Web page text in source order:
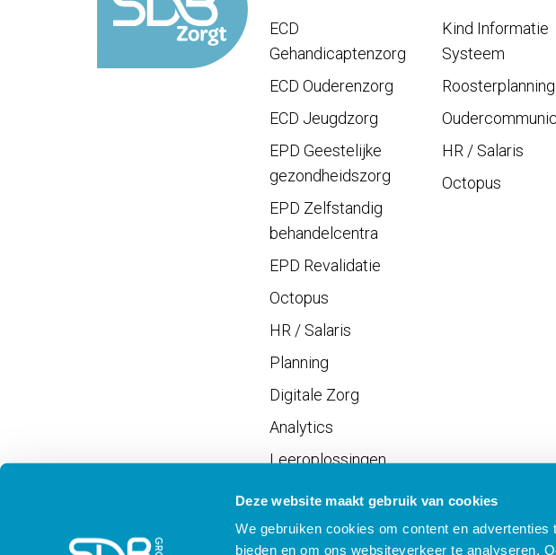
Deze website maakt gebruik van cookies
We gebruiken cookies om content en
bieden en om ons websiteverkeer te analyseren.
ECD
Gehandicaptenzorg
ECD Ouderenzorg
ECD Jeugdzorg
EPD Geestelijke
gezondheidszorg
EPD Zelfstandig
behandelcentra
EPD Revalidatie
Octopus
HR / Salaris
Planning
Digitale Zorg
Analytics
Leeroplossingen
Vrijwilligersportaal
Kind Informatie
Systeem
Roosterplanning
HR / Salaris
Octopus